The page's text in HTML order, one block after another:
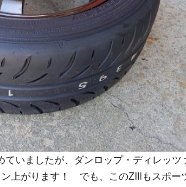
ていましたが、ダンロップ・ディレッ
上がります！ でも、このZIIIもスポー